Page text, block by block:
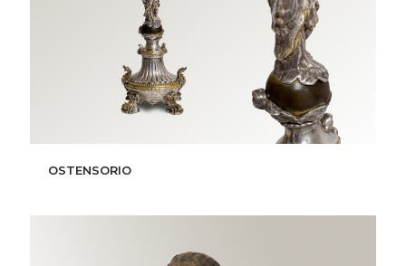
OSTENSORIO